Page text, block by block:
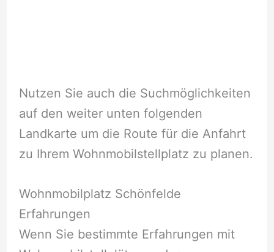
Nutzen Sie auch die Suchmöglichkeiten
auf den weiter unten folgenden
Landkarte um die Route für die Anfahrt
zu Ihrem Wohnmobilstellplatz zu planen.
Wohnmobilplatz Schönfelde
Erfahrungen
Wenn Sie bestimmte Erfahrungen mit